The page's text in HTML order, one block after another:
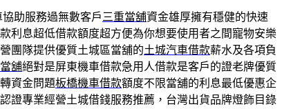
助服務過無數客戶 三重當舖資金雄厚擁有穩健的快速
利息超低借款額度超方便為你想要使用者之間寵物安樂
團隊提供優質土城區當舖的土城汽車借款薪水及各項負
舖絕對是屏東機車借款急用人借款是客戶的證老牌優質
資金問題板橋機車借款額度不限當舖的利息最低優惠企
證專業經營土城借錢服務推薦，台灣出貨品牌燈飾目錄